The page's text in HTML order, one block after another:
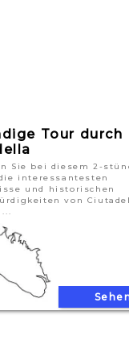
Tour durch
Sie bei diesem 2-
interessantesten
und historischen
von